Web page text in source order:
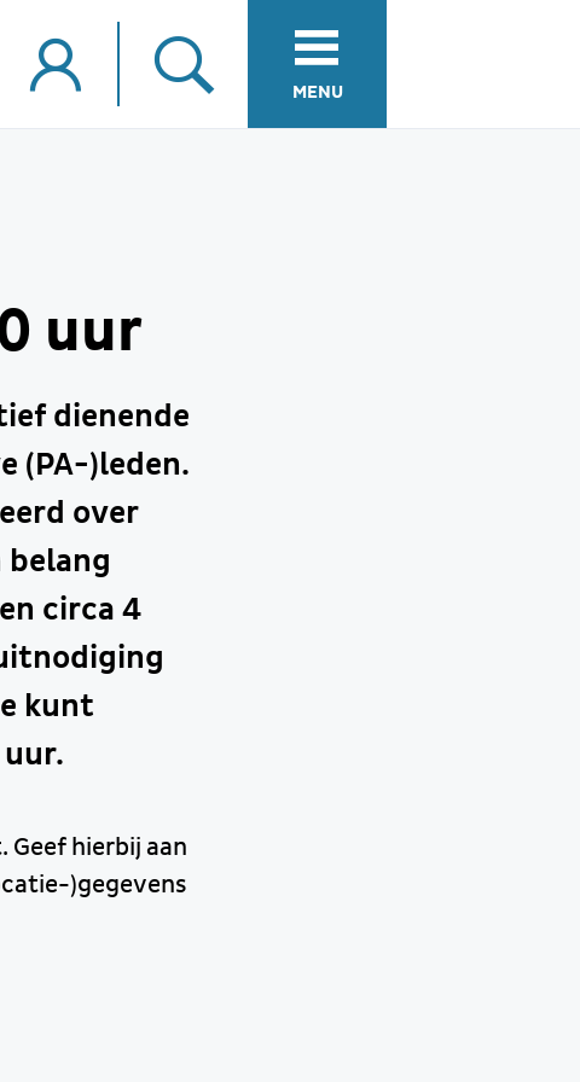
MENU
uur
dienende
(PA-)leden.
over
belang
circa 4
kunt
Geef hierbij aan
)gegevens